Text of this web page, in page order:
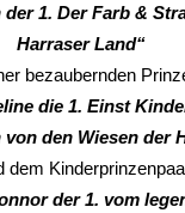
1. Der Farb &
Harraser Land“
bezaubernden
die 1. Einst
von den Wiesen der
dem
der 1. vom